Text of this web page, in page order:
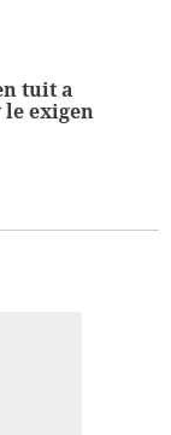
tuit a
le exigen